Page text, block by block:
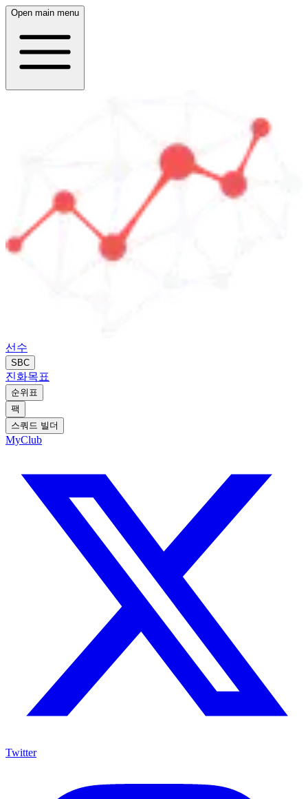
Open main menu
선수
SBC
진화목표
순위표
팩
스쿼드 빌더
MyClub
Twitter